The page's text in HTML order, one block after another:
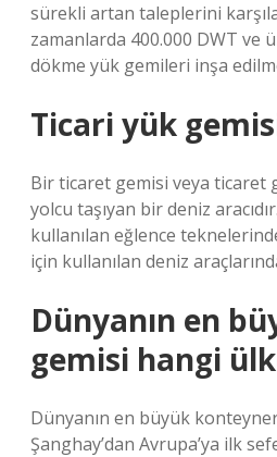
sürekli artan taleplerini
zamanlarda 400.000 DWT ve
dökme yük gemileri inşa
Ticari yük
Bir ticaret gemisi veya ticaret
yolcu taşıyan bir deniz
kullanılan eğlence
için kullanılan deniz
Dünyanın en
gemisi hangi
Dünyanın en büyük konteyner
Şanghay’dan Avrupa’ya ilk